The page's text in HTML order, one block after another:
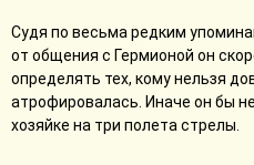
Судя по весьма редким
от общения с Гермионой он
определять тех, кому нельзя
атрофировалась. Иначе он бы
хозяйке на три полета стрелы.